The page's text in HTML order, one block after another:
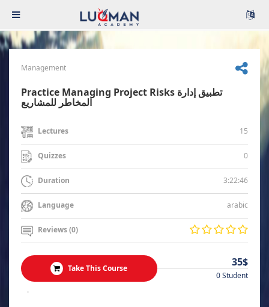
Management
Practice Managing Project Risks تطبيق إدارة
المخاطر للمشاريع
Lectures 15
Quizzes 0
Duration 3:22:46
Language arabic
Reviews (0)
Take This Course 35$
0 Student
.